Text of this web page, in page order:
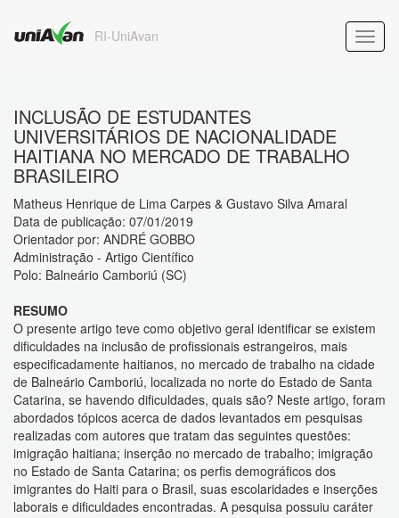
RI-UniAvan
INCLUSÃO DE ESTUDANTES
UNIVERSITÁRIOS DE NACIONALIDADE
HAITIANA NO MERCADO DE TRABALHO
BRASILEIRO
Matheus Henrique de Lima Carpes & Gustavo Silva Amaral
Data de publicação: 07/01/2019
Orientador por: ANDRÉ GOBBO
Administração - Artigo Científico
Polo: Balneário Camboriú (SC)
RESUMO
O presente artigo teve como objetivo geral identificar se existem
dificuldades na inclusão de profissionais estrangeiros, mais
especificadamente haitianos, no mercado de trabalho na cidade
de Balneário Camboriú, localizada no norte do Estado de Santa
Catarina, se havendo dificuldades, quais são? Neste artigo, foram
abordados tópicos acerca de dados levantados em pesquisas
realizadas com autores que tratam das seguintes questões:
imigração haitiana; inserção no mercado de trabalho; imigração
no Estado de Santa Catarina; os perfis demográficos dos
imigrantes do Haiti para o Brasil, suas escolaridades e inserções
laborais e dificuldades encontradas. A pesquisa possuiu caráter